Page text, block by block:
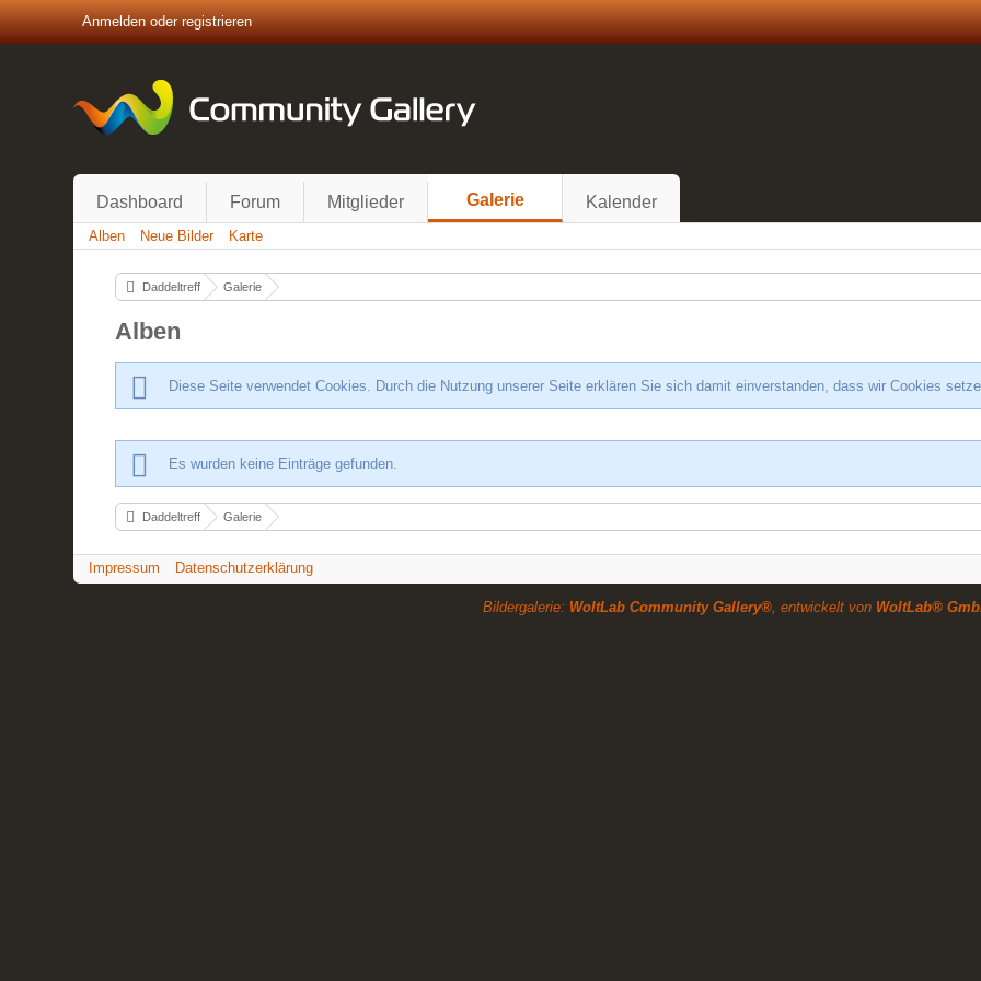
Anmelden oder registrieren
Dashboard Forum Mitglieder Galerie Kalender
Alben Neue Bilder Karte
Daddeltreff Galerie
Alben
Diese Seite verwendet Cookies. Durch die Nutzung unserer Seite erklären Sie sich damit einverstanden, dass wir Cookies
Es wurden keine Einträge gefunden.
Daddeltreff Galerie
Impressum Datenschutzerklärung
Bildergalerie: WoltLab Community Gallery®, entwickelt von WoltLab®